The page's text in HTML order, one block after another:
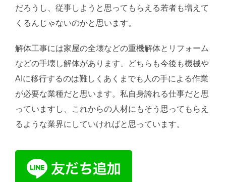
だろうし、従事しようと思ってもらえる若者も増えて
くるんじゃないのかと思います。
解体工事には家屋の全壊などの重機解体とリフォーム
などの手壊し解体があります、どちらも今後も機械や
AIに移行するのは難しくあくまでも人の手による作業
が必要な業種だと思います。私自身誇れる仕事だと思
っていますし、これからの人材にもそう思ってもらえ
るような業界にしていければと思っています。